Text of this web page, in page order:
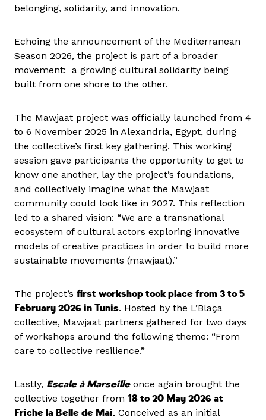
belonging, solidarity, and innovation.
Echoing the announcement of the Mediterranean
Season 2026, the project is part of a broader
movement: a growing cultural solidarity being
built from one shore to the other.
The Mawjaat project was officially launched from 4
to 6 November 2025 in Alexandria, Egypt, during
the collective’s first key gathering. This working
session gave participants the opportunity to get to
know one another, lay the project’s foundations,
and collectively imagine what the Mawjaat
community could look like in 2027. This reflection
led to a shared vision: “We are a transnational
ecosystem of cultural actors exploring innovative
models of creative practices in order to build more
sustainable movements (mawjaat).”
The project’s first workshop took place from 3 to 5
February 2026 in Tunis. Hosted by the L’Blaça
collective, Mawjaat partners gathered for two days
of workshops around the following theme: “From
care to collective resilience.”
Lastly, Escale à Marseilleonce again brought the
collective together from 18 to 20 May 2026 at
Friche la Belle de Mai. Conceived as an initial